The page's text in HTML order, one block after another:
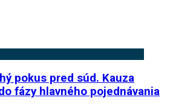
pokus pred súd. Kauza
fázy hlavného pojednávania